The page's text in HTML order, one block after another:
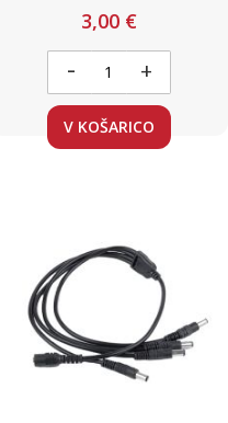
3,00 €
- +
V KOŠARICO